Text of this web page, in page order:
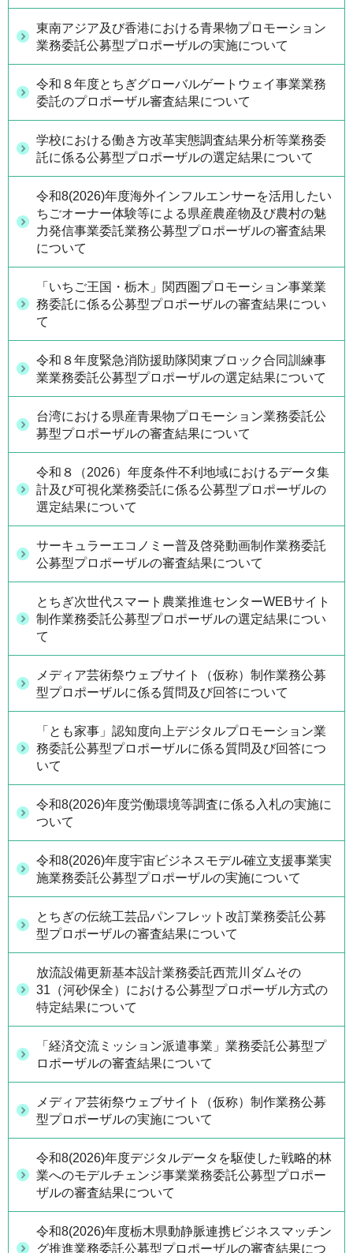
東南アジア及び香港における青果物プロモーション
業務委託公募型プロポーザルの実施について
令和８年度とちぎグローバルゲートウェイ事業業務
委託のプロポーザル審査結果について
学校における働き方改革実態調査結果分析等業務委
託に係る公募型プロポーザルの選定結果について
令和8(2026)年度海外インフルエンサーを活用したい
ちごオーナー体験等による県産農産物及び農村の魅
力発信事業委託業務公募型プロポーザルの審査結果
について
「いちご王国・栃木」関西圏プロモーション事業業
務委託に係る公募型プロポーザルの審査結果につい
て
令和８年度緊急消防援助隊関東ブロック合同訓練事
業業務委託公募型プロポーザルの選定結果について
台湾における県産青果物プロモーション業務委託公
募型プロポーザルの審査結果について
令和８（2026）年度条件不利地域におけるデータ集
計及び可視化業務委託に係る公募型プロポーザルの
選定結果について
サーキュラーエコノミー普及啓発動画制作業務委託
公募型プロポーザルの審査結果について
とちぎ次世代スマート農業推進センターWEBサイト
制作業務委託公募型プロポーザルの選定結果につい
て
メディア芸術祭ウェブサイト（仮称）制作業務公募
型プロポーザルに係る質問及び回答について
「とも家事」認知度向上デジタルプロモーション業
務委託公募型プロポーザルに係る質問及び回答につ
いて
令和8(2026)年度労働環境等調査に係る入札の実施に
ついて
令和8(2026)年度宇宙ビジネスモデル確立支援事業実
施業務委託公募型プロポーザルの実施について
とちぎの伝統工芸品パンフレット改訂業務委託公募
型プロポーザルの審査結果について
放流設備更新基本設計業務委託西荒川ダムその
31（河砂保全）における公募型プロポーザル方式の
特定結果について
「経済交流ミッション派遣事業」業務委託公募型プ
ロポーザルの審査結果について
メディア芸術祭ウェブサイト（仮称）制作業務公募
型プロポーザルの実施について
令和8(2026)年度デジタルデータを駆使した戦略的林
業へのモデルチェンジ事業業務委託公募型プロポー
ザルの審査結果について
令和8(2026)年度栃木県動静脈連携ビジネスマッチン
グ推進業務委託公募型プロポーザルの審査結果につ